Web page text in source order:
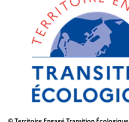
© Territoire Engagé Transition Écologique